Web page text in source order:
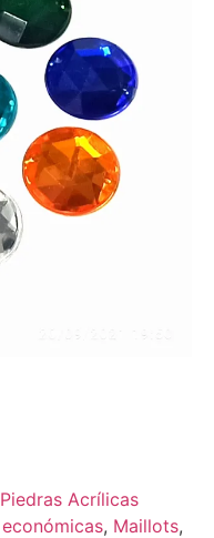
Piedras Acrílicas
económicas, Maillots,